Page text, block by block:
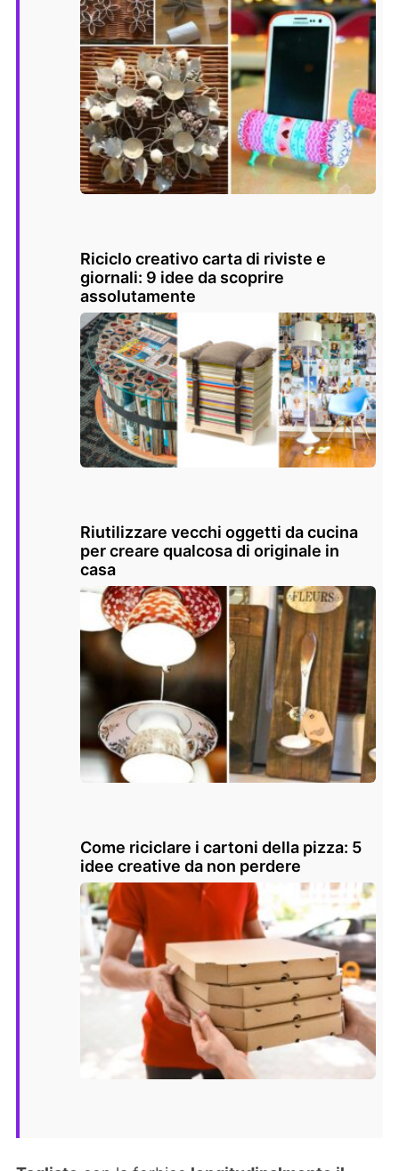
Riciclo creativo carta di riviste e
giornali: 9 idee da scoprire
assolutamente
Riutilizzare vecchi oggetti da cucina
per creare qualcosa di originale in
casa
Come riciclare i cartoni della pizza: 5
idee creative da non perdere